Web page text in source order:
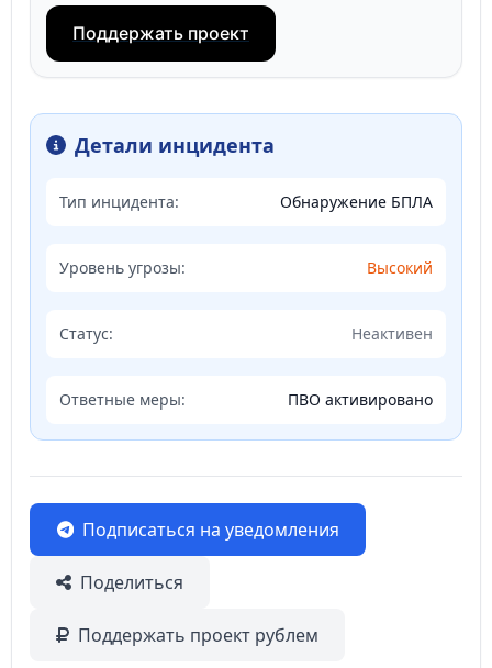
Поддержать проект
Детали инцидента
Тип инцидента: Обнаружение БПЛА
Уровень угрозы: Высокий
Статус: Неактивен
Ответные меры: ПВО активировано
Подписаться на уведомления
Поделиться
Поддержать проект рублем